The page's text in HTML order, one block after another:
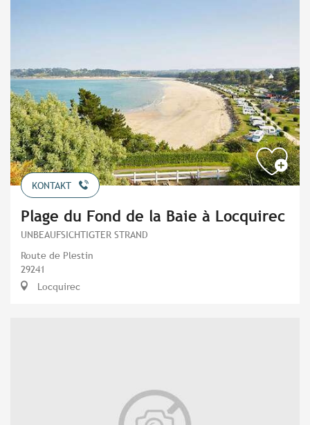
KONTAKT
Plage du Fond de la Baie à Locquirec
UNBEAUFSICHTIGTER STRAND
Route de Plestin
29241
Locquirec